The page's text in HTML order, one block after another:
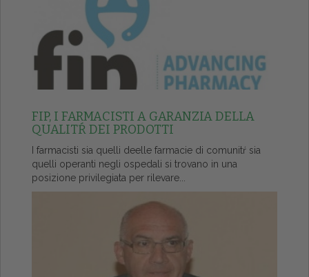
FIP, I FARMACISTI A GARANZIA DELLA
QUALITŔ DEI PRODOTTI
I farmacisti sia quelli deelle farmacie di comunitŕ sia
quelli operanti negli ospedali si trovano in una
posizione privilegiata per rilevare...